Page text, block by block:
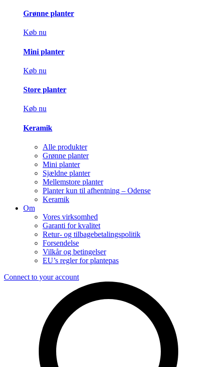
Grønne planter
Køb nu
Mini planter
Køb nu
Store planter
Køb nu
Keramik
Alle produkter
Grønne planter
Mini planter
Sjældne planter
Mellemstore planter
Planter kun til afhentning – Odense
Keramik
Om
Vores virksomhed
Garanti for kvalitet
Retur- og tilbagebetalingspolitik
Forsendelse
Vilkår og betingelser
EU’s regler for plantepas
Connect to your account